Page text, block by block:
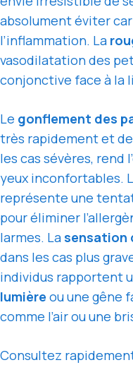
absolument éviter
l’inflammation. La
vasodilatation des
conjonctive face à la
Le gonflement des
très rapidement et
les cas sévères, rend
yeux inconfortables.
représente une
pour éliminer
larmes. La sensation
dans les cas plus
individus rapportent
lumière ou une gêne
comme l’air ou une
Consultez